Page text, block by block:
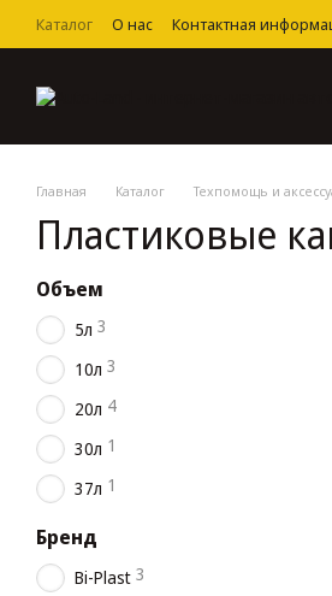
Перейти к основному контенту
Каталог О нас Контактная
Пользовательское соглашение
Главная Каталог Техпомощь и
Пластиковые
Объем
5л 3
10л 3
20л 4
30л 1
37л 1
Бренд
Bi-Plast 3